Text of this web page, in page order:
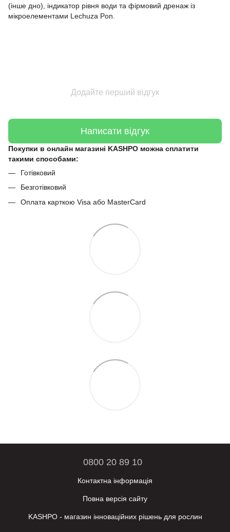
(інше дно), індикатор рівня води та фірмовий дренаж із
мікроелементами Lechuza Pon.
Додайте перший відгук
Написати відгук
Покупки в онлайн магазині KASHPO можна сплатити
такими способами:
Готівковий
Безготівковий
Оплата карткою Visa або MasterCard
0800 20 89 10
Контактна інформація
Повна версія сайту
KASHPO - магазин інноваційних рішень для рослин